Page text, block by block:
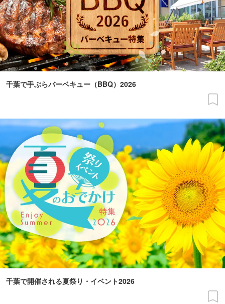
千葉で手ぶらバーベキュー（BBQ）2026
千葉で開催される夏祭り・イベント2026